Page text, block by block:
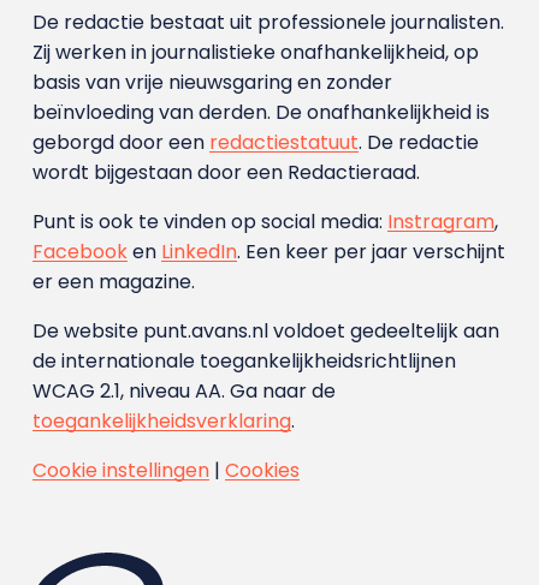
De redactie bestaat uit professionele journalisten.
Zij werken in journalistieke onafhankelijkheid, op
basis van vrije nieuwsgaring en zonder
beïnvloeding van derden. De onafhankelijkheid is
geborgd door een redactiestatuut. De redactie
wordt bijgestaan door een Redactieraad.
Punt is ook te vinden op social media: Instragram,
Facebooken LinkedIn. Een keer per jaar verschijnt
er een magazine.
De website punt.avans.nl voldoet gedeeltelijk aan
de internationale toegankelijkheidsrichtlijnen
WCAG 2.1, niveau AA. Ga naar de
toegankelijkheidsverklaring.
Cookie instellingen| Cookies